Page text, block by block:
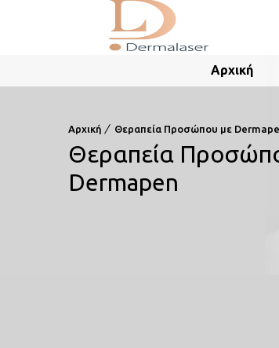
Αρχική
Αρχική Θεραπεία Προσώπου με
Θεραπεία
Dermapen